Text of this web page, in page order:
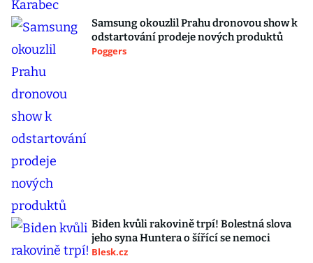
Samsung okouzlil Prahu dronovou show k
odstartování prodeje nových produktů
Poggers
Biden kvůli rakovině trpí! Bolestná slova
jeho syna Huntera o šířící se nemoci
Blesk.cz